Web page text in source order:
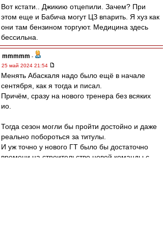
Вот кстати.. Джикию отцепили. Зачем? При
этом еще и Бабича могут ЦЗ впарить. Я хуз как
они там бензином торгуют. Медицина здесь
бессильна.
mmmmm -
25 май 2024 21:54
Менять Абаскаля надо было ещё в начале
сентября, как я тогда и писал.
Причём, сразу на нового тренера без всяких
ио.
Тогда сезон могли бы пройти достойно и даже
реально побороться за титулы.
И уж точно у нового ГТ было бы достаточно
времени на строительство новой команды с